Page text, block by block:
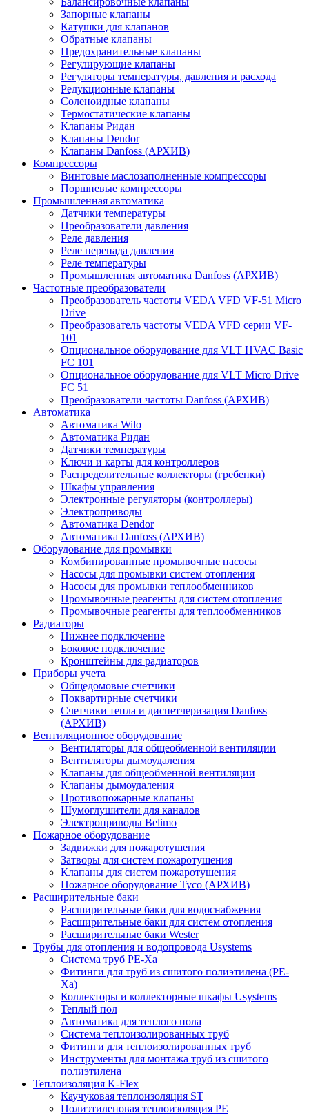
Запорные клапаны
Катушки для клапанов
Обратные клапаны
Предохранительные клапаны
Регулирующие клапаны
Регуляторы температуры, давления и расхода
Редукционные клапаны
Соленоидные клапаны
Термостатические клапаны
Клапаны Ридан
Клапаны Dendor
Клапаны Danfoss (АРХИВ)
Компрессоры
Винтовые маслозаполненные компрессоры
Поршневые компрессоры
Промышленная автоматика
Датчики температуры
Преобразователи давления
Реле давления
Реле перепада давления
Реле температуры
Промышленная автоматика Danfoss (АРХИВ)
Частотные преобразователи
Преобразователь частоты VEDA VFD VF-51 Micro
Drive
Преобразователь частоты VEDA VFD серии VF-
101
Опциональное оборудование для VLT HVAC Basic
FC 101
Опциональное оборудование для VLT Micro Drive
FC 51
Преобразователи частоты Danfoss (АРХИВ)
Автоматика
Автоматика Wilo
Автоматика Ридан
Датчики температуры
Ключи и карты для контроллеров
Распределительные коллекторы (гребенки)
Шкафы управления
Электронные регуляторы (контроллеры)
Электроприводы
Автоматика Dendor
Автоматика Danfoss (АРХИВ)
Оборудование для промывки
Комбинированные промывочные насосы
Насосы для промывки систем отопления
Насосы для промывки теплообменников
Промывочные реагенты для систем отопления
Промывочные реагенты для теплообменников
Радиаторы
Нижнее подключение
Боковое подключение
Кронштейны для радиаторов
Приборы учета
Общедомовые счетчики
Поквартирные счетчики
Счетчики тепла и диспетчеризация Danfoss
(АРХИВ)
Вентиляционное оборудование
Вентиляторы для общеобменной вентиляции
Вентиляторы дымоудаления
Клапаны для общеобменной вентиляции
Клапаны дымоудаления
Противопожарные клапаны
Шумоглушители для каналов
Электроприводы Belimo
Пожарное оборудование
Задвижки для пожаротушения
Затворы для систем пожаротушения
Клапаны для систем пожаротушения
Пожарное оборудование Tyco (АРХИВ)
Расширительные баки
Расширительные баки для водоснабжения
Расширительные баки для систем отопления
Расширительные баки Wester
Трубы для отопления и водопровода Usystems
Система труб PE-Xa
Фитинги для труб из сшитого полиэтилена (PE-
Xa)
Коллекторы и коллекторные шкафы Usystems
Теплый пол
Автоматика для теплого пола
Система теплоизолированных труб
Фитинги для теплоизолированных труб
Инструменты для монтажа труб из сшитого
полиэтилена
Теплоизоляция K-Flex
Каучуковая теплоизоляция ST
Полиэтиленовая теплоизоляция PE